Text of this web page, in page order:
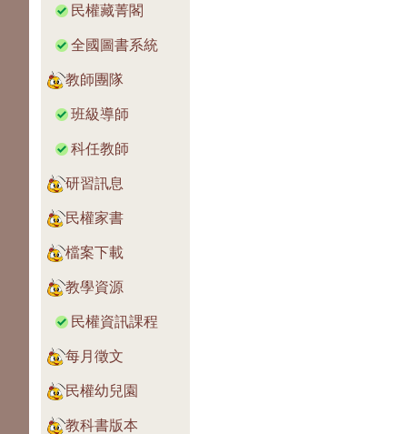
民權藏菁閣
全國圖書系統
教師團隊
班級導師
科任教師
研習訊息
民權家書
檔案下載
教學資源
民權資訊課程
每月徵文
民權幼兒園
教科書版本